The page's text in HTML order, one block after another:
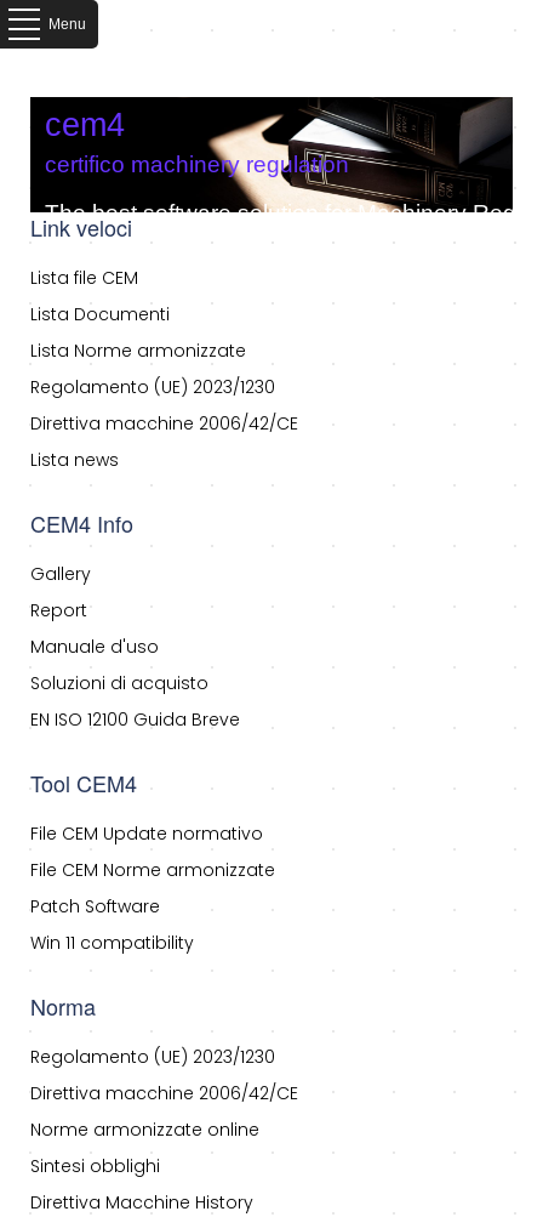
Menu
cem4
certifico machinery regulation
The best software solution for Machinery
Link veloci
Lista file CEM
Lista Documenti
Lista Norme armonizzate
Regolamento (UE) 2023/1230
Direttiva macchine 2006/42/CE
Lista news
CEM4 Info
Gallery
Report
Manuale d'uso
Soluzioni di acquisto
EN ISO 12100 Guida Breve
Tool CEM4
File CEM Update normativo
File CEM Norme armonizzate
Patch Software
Win 11 compatibility
Norma
Regolamento (UE) 2023/1230
Direttiva macchine 2006/42/CE
Norme armonizzate online
Sintesi obblighi
Direttiva Macchine History